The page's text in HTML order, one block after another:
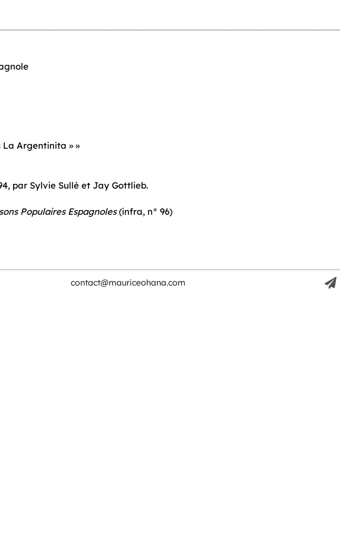
La Argentinita » »
par Sylvie Sullé et Jay Gottlieb.
Populaires Espagnoles(infra, n° 96)
contact@mauriceohana.com